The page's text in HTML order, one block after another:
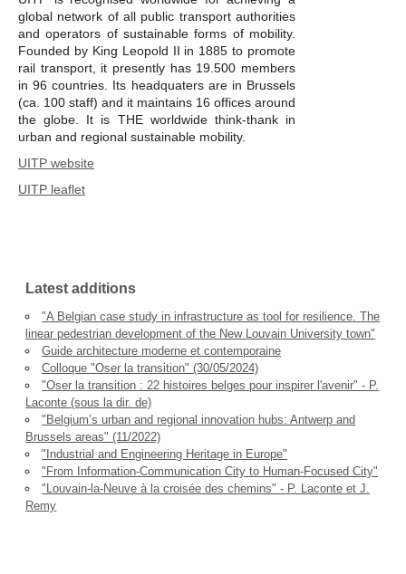
global network of all public transport authorities
and operators of sustainable forms of mobility.
Founded by King Leopold II in 1885 to promote
rail transport, it presently has 19.500 members
in 96 countries. Its headquaters are in Brussels
(ca. 100 staff) and it maintains 16 offices around
the globe. It is THE worldwide think-thank in
urban and regional sustainable mobility.
UITP website
UITP leaflet
Latest additions
"A Belgian case study in infrastructure as tool for resilience. The
linear pedestrian development of the New Louvain University town"
Guide architecture moderne et contemporaine
Colloque "Oser la transition" (30/05/2024)
"Oser la transition : 22 histoires belges pour inspirer l'avenir" - P.
Laconte (sous la dir. de)
"Belgium’s urban and regional innovation hubs: Antwerp and
Brussels areas" (11/2022)
"Industrial and Engineering Heritage in Europe"
"From Information-Communication City to Human-Focused City"
"Louvain-la-Neuve à la croisée des chemins" - P. Laconte et J.
Remy